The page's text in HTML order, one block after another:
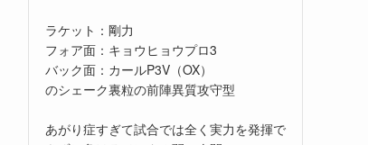
ラケット：剛力
フォア面：キョウヒョウプロ3
バック面：カールP3V（OX）
のシェーク裏粒の前陣異質攻守型
あがり症すぎて試合では全く実力を発揮で